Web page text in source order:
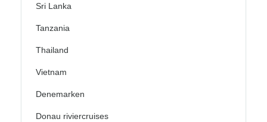
Sri Lanka
Tanzania
Thailand
Vietnam
Denemarken
Donau riviercruises